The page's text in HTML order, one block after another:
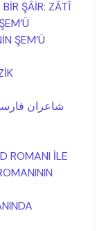
ŞÂİR: ZÂTÎ
ŞEM’Ü
شاعران
ROMANI İLE